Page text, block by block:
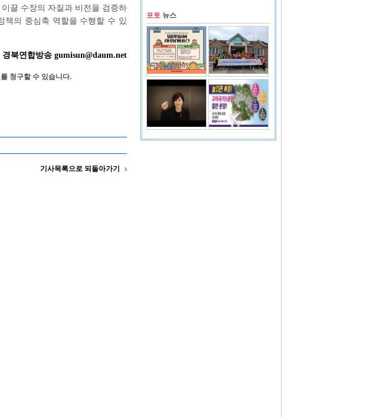
끌 수장의 자질과 비전을 검증하
책의 중심축 역할을 수행할 수 있
경북연합방송 gumisun@daum.net
청구할 수 있습니다.
기사목록으로 되돌아가기
포토 뉴스